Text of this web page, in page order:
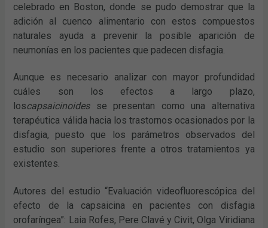
celebrado en Boston, donde se pudo demostrar que la
adición al cuenco alimentario con estos compuestos
naturales ayuda a prevenir la posible aparición de
neumonías en los pacientes que padecen disfagia.
Aunque es necesario analizar con mayor profundidad
cuáles son los efectos a largo plazo,
loscapsaicinoidesse presentan como una alternativa
terapéutica válida hacia los trastornos ocasionados por la
disfagia, puesto que los parámetros observados del
estudio son superiores frente a otros tratamientos ya
existentes.
Autores del estudio “Evaluación videofluorescópica del
efecto de la capsaicina en pacientes con disfagia
orofaríngea”: Laia Rofes, Pere Clavé y Civit, Olga Viridiana